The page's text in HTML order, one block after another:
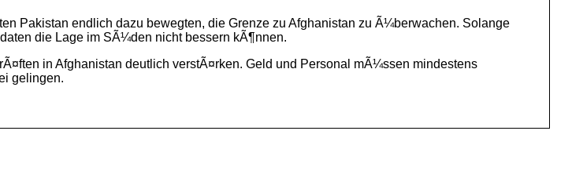
Pakistan endlich dazu bewegten, die Grenze zu Afghanistan zu Ã¼berwachen. Solange
die Lage im SÃ¼den nicht bessern kÃ¶nnen.
in Afghanistan deutlich verstÃ¤rken. Geld und Personal mÃ¼ssen mindestens
gelingen.